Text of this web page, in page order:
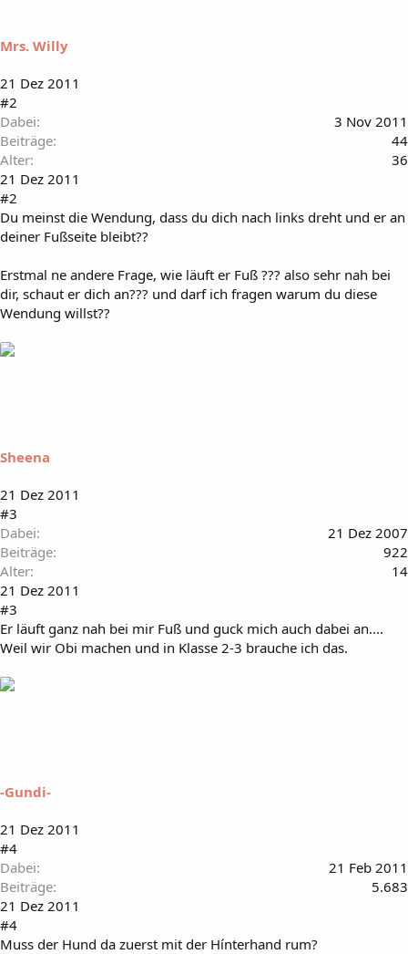
Mrs. Willy
21 Dez 2011
#2
Dabei
3 Nov 2011
Beiträge
44
Alter
36
21 Dez 2011
#2
Du meinst die Wendung, dass du dich nach links dreht und er an
deiner Fußseite bleibt??
Erstmal ne andere Frage, wie läuft er Fuß ??? also sehr nah bei
dir, schaut er dich an??? und darf ich fragen warum du diese
Wendung willst??
Sheena
21 Dez 2011
#3
Dabei
21 Dez 2007
Beiträge
922
Alter
14
21 Dez 2011
#3
Er läuft ganz nah bei mir Fuß und guck mich auch dabei an....
Weil wir Obi machen und in Klasse 2-3 brauche ich das.
-Gundi-
21 Dez 2011
#4
Dabei
21 Feb 2011
Beiträge
5.683
21 Dez 2011
#4
Muss der Hund da zuerst mit der Hínterhand rum?